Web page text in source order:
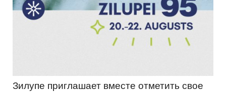
Зилупе приглашает вместе отметить свое